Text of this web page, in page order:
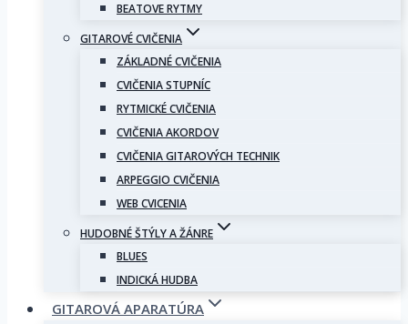
BEATOVE RYTMY
GITAROVÉ CVIČENIA
ZÁKLADNÉ CVIČENIA
CVIČENIA STUPNÍC
RYTMICKÉ CVIČENIA
CVIČENIA AKORDOV
CVIČENIA GITAROVÝCH TECHNIK
ARPEGGIO CVIČENIA
WEB CVICENIA
HUDOBNÉ ŠTÝLY A ŽÁNRE
BLUES
INDICKÁ HUDBA
GITAROVÁ APARATÚRA